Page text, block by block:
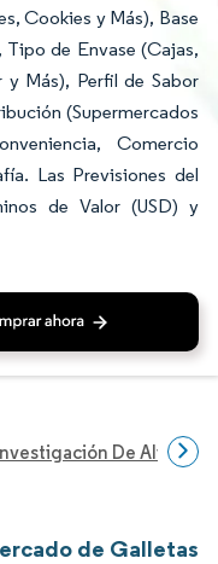
Cookies y Más), Base
de Envase (Cajas,
y Más), Perfil de Sabor
(Supermercados
Comercio
Las Previsiones del
de Valor (USD) y
De
de Galletas